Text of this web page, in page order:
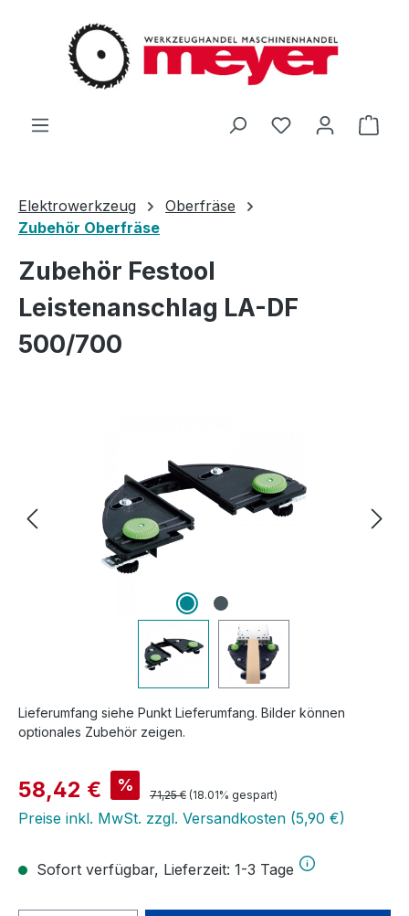
Zum Hauptinhalt springen
Du hast 0
Elektrowerkzeug
Oberfräse
Zubehör Oberfräse
Zubehör Festool
Leistenanschlag LA-DF
500/700
Lieferumfang siehe Punkt Lieferumfang. Bilder können
optionales Zubehör zeigen.
Verkaufspreis:
58,42 € % Regulärer Preis:
71,25 € (18.01% gespart)
Preise inkl. MwSt. zzgl. Versandkosten (5,90 €)
Sofort verfügbar, Lieferzeit: 1-3 Tage